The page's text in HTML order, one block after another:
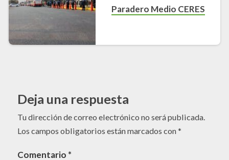
Paradero Medio CERES
Deja una respuesta
Tu dirección de correo electrónico no será publicada.
Los campos obligatorios están marcados con*
Comentario *